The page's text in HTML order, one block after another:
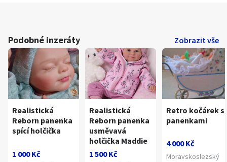
Podobné inzeráty Zobrazit vše
Realistická
Reborn panenka
spící holčička
1 000 Kč
Realistická
Reborn panenka
usměvavá
holčička Maddie
1 500 Kč
Retro kočárek s
panenkami
4 000 Kč
Moravskoslezský